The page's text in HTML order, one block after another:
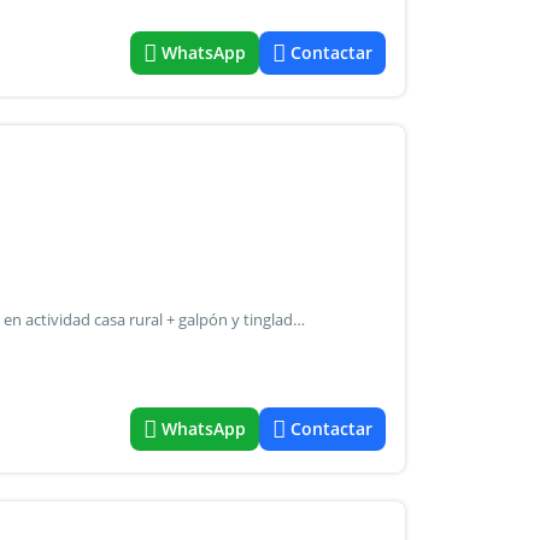
WhatsApp Contactar
Finca en venta 71 hectáreas productivas campo ganadero en actividad casa rural + galpón y tinglado con maquinarias incluidas derecho de riego 30 ha de alfalfa implantada a solo 500 mts del asfalto listo para trabajar rosana
WhatsApp Contactar